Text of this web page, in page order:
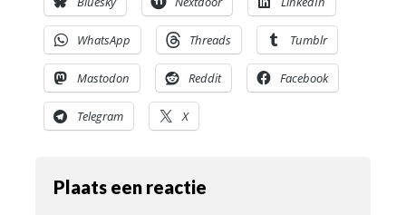
WhatsApp Threads Tumblr
Mastodon Reddit Facebook
Telegram X
Plaats een reactie